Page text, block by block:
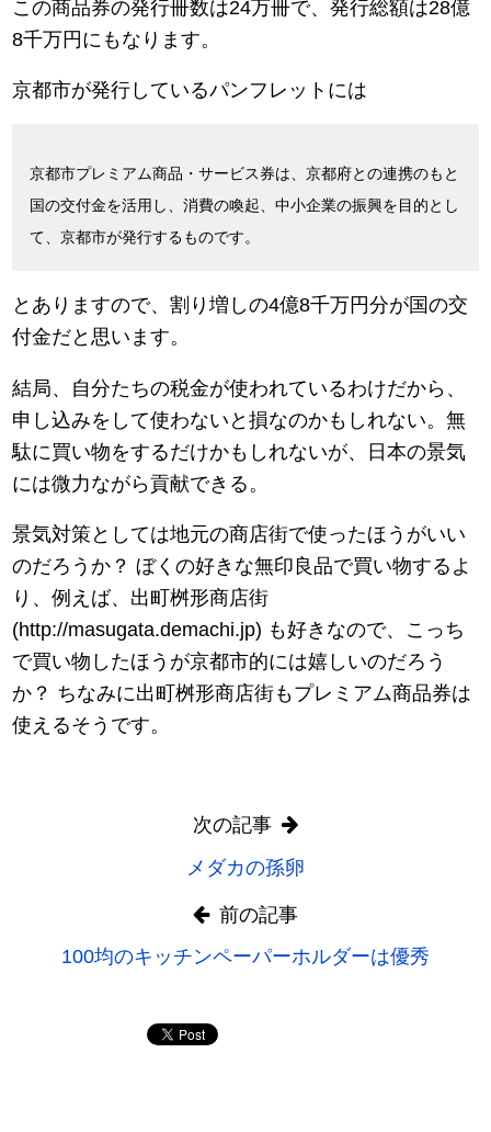
この商品券の発行冊数は24万冊で、発行総額は28億
8千万円にもなります。
京都市が発行しているパンフレットには
京都市プレミアム商品・サービス券は、京都府との連携のもと
国の交付金を活用し、消費の喚起、中小企業の振興を目的とし
て、京都市が発行するものです。
とありますので、割り増しの4億8千万円分が国の交
付金だと思います。
結局、自分たちの税金が使われているわけだから、
申し込みをして使わないと損なのかもしれない。無
駄に買い物をするだけかもしれないが、日本の景気
には微力ながら貢献できる。
景気対策としては地元の商店街で使ったほうがいい
のだろうか？ ぼくの好きな無印良品で買い物するよ
り、例えば、出町桝形商店街
(http://masugata.demachi.jp) も好きなので、こっち
で買い物したほうが京都市的には嬉しいのだろう
か？ ちなみに出町桝形商店街もプレミアム商品券は
使えるそうです。
次の記事
メダカの孫卵
前の記事
100均のキッチンペーパーホルダーは優秀